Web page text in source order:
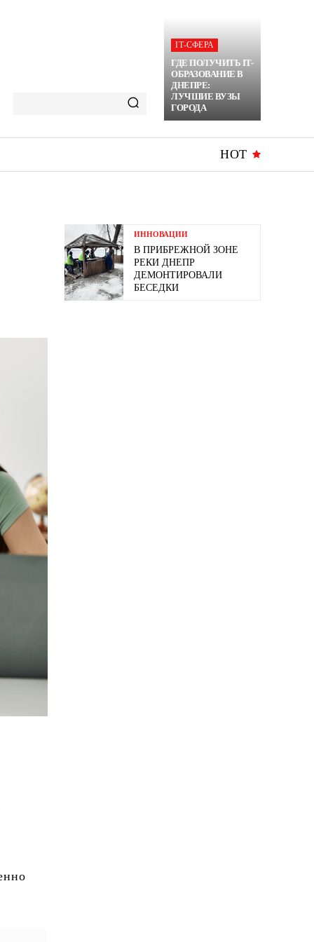
ІТ-СФЕРА
ГДЕ ПОЛУЧИТЬ IT-
ОБРАЗОВАНИЕ В
ДНЕПРЕ:
ЛУЧШИЕ ВУЗЫ
ГОРОДА
HOT
ИННОВАЦИИ
В ПРИБРЕЖНОЙ ЗОНЕ
РЕКИ ДНЕПР
ДЕМОНТИРОВАЛИ
БЕСЕДКИ